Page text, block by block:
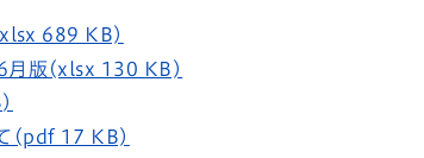
689 KB)
6月版(xlsx 130 KB)
(pdf 17 KB)